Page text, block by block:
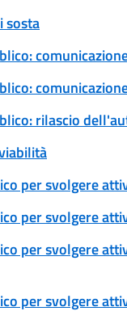
sosta
rilascio
per svolgere
per svolgere
per svolgere
per svolgere